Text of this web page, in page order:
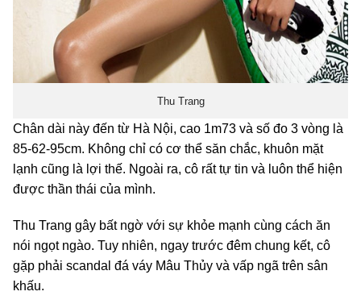
Thu Trang
Chân dài này đến từ Hà Nội, cao 1m73 và số đo 3 vòng là
85-62-95cm. Không chỉ có cơ thể săn chắc, khuôn mặt
lạnh cũng là lợi thế. Ngoài ra, cô rất tự tin và luôn thể hiện
được thần thái của mình.
Thu Trang gây bất ngờ với sự khỏe mạnh cùng cách ăn
nói ngọt ngào. Tuy nhiên, ngay trước đêm chung kết, cô
gặp phải scandal đá váy Mâu Thủy và vấp ngã trên sân
khấu.